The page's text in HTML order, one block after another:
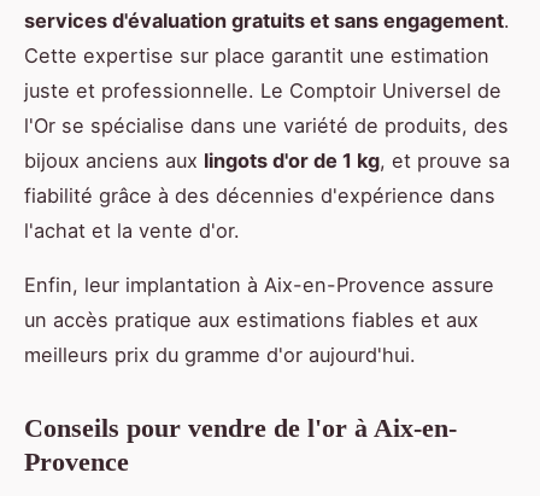
services d'évaluation gratuits et sans engagement.
Cette expertise sur place garantit une estimation
juste et professionnelle. Le Comptoir Universel de
l'Or se spécialise dans une variété de produits, des
bijoux anciens aux lingots d'or de 1 kg, et prouve sa
fiabilité grâce à des décennies d'expérience dans
l'achat et la vente d'or.
Enfin, leur implantation à Aix-en-Provence assure
un accès pratique aux estimations fiables et aux
meilleurs prix du gramme d'or aujourd'hui.
Conseils pour vendre de l'or à Aix-en-
Provence